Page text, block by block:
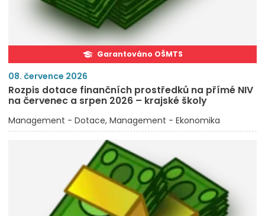
Garantováno OŠMTS
08. července 2026
Rozpis dotace finančních prostředků na přímé NIV
na červenec a srpen 2026 – krajské školy
Management - Dotace Management - Ekonomika